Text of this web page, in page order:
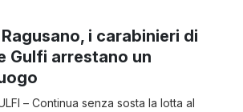
i carabinieri di
Gulfi arrestano un
– Continua senza sosta la lotta al